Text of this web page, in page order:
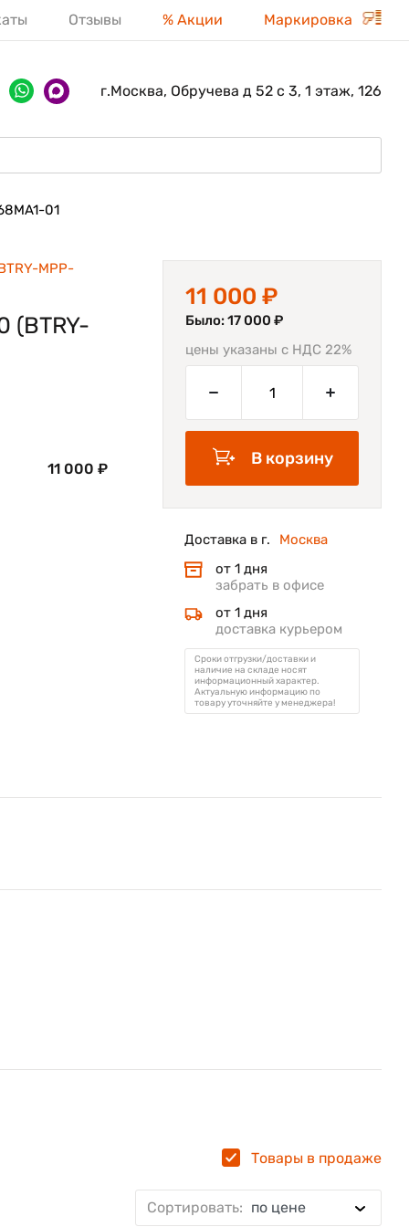
Отзывы % Акции Маркировка
г.Москва, Обручева д 52 с 3, 1 этаж, 126
01
MPP-
(BTRY-
11 000 ₽
11 000 ₽
Было: 17 000 ₽
цены указаны с НДС 22%
В корзину
Доставка в г.
Москва
от 1 дня
забрать в офисе
от 1 дня
доставка курьером
Сроки отгрузки/доставки и
наличие на складе носят
информационный характер.
Актуальную информацию по
товару уточняйте у менеджера!
Товары в продаже
Сортировать: по цене